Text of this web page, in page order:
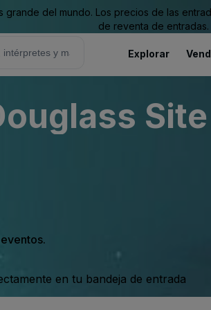
del mundo. Los precios de las
de reventa de entradas.
Explorar
en tu bandeja de entrada